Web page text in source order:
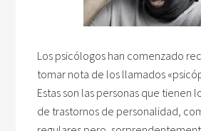
Los psicólogos han comenzado
tomar nota de los llamados
Estas son las personas que tienen
de trastornos de personalidad,